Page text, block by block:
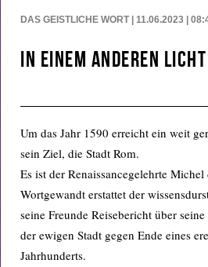
DAS GEISTLICHE WORT | 11.06.2023 |
In einem anderen Licht
Um das Jahr 1590 erreicht ein weit
sein Ziel, die Stadt Rom.
Es ist der Renaissancegelehrte
Wortgewandt erstattet der
seine Freunde Reisebericht über
der ewigen Stadt gegen Ende eines
Jahrhunderts.